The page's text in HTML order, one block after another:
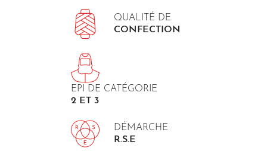
QUALITÉ DE
CONFECTION
EPI DE CATÉGORIE
2 ET 3
DÉMARCHE
R.S.E